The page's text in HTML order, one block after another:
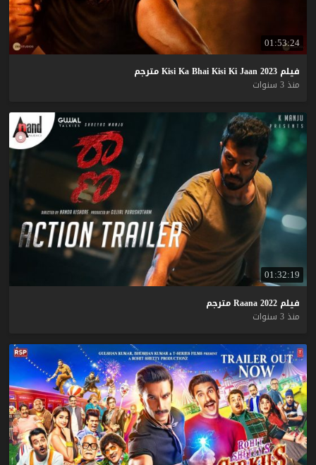
01:53:24
فيلم Kisi Ka Bhai Kisi Ki Jaan 2023
مترجم
منذ 3 سنوات
01:32:19
فيلم Raana 2022
مترجم
منذ 3 سنوات